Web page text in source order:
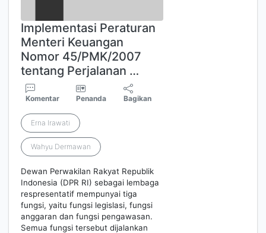
Implementasi Peraturan
Menteri Keuangan
Nomor 45/PMK/2007
tentang Perjalanan …
Komentar Penanda Bagikan
Erna Irawati
Wahyu Dermawan
Dewan Perwakilan Rakyat Republik
Indonesia (DPR RI) sebagai lembaga
respresentatif mempunyai tiga
fungsi, yaitu fungsi legislasi, fungsi
anggaran dan fungsi pengawasan.
Semua fungsi tersebut dijalankan